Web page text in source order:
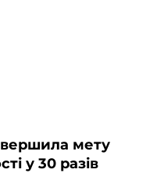
мету
у 30 разів